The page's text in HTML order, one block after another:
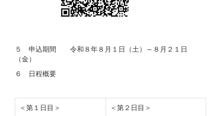
５ 申込期間 令和８年８月１日（土）～８月２１日
（金）
６ 日程概要
＜第１日目＞
＜第２日目＞